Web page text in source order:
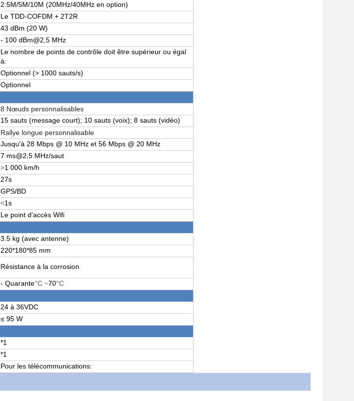
2.5M/5M/10M (20MHz/40MHz en option)
Le TDD-COFDM + 2T2R
43 dBm (20 W)
- 100 dBm@2,5 MHz
Le nombre de points de contrôle doit être supérieur ou égal
à:
Optionnel (> 1000 sauts/s)
Optionnel
8 Nœuds personnalisables
15 sauts (message court); 10 sauts (voix); 8 sauts (vidéo)
Rallye longue personnalisable
Jusqu'à 28 Mbps @ 10 MHz et 56 Mbps @ 20 MHz
7 ms@2,5 MHz/saut
>1 000 km/h
27s
GPS/BD
<1s
Le point d'accès Wifi
3.5 kg (avec antenne)
220*180*85 mm
Résistance à la corrosion
- Quarante°C ~70°C
24 à 36VDC
≤ 95 W
*1
*1
Pour les télécommunications: